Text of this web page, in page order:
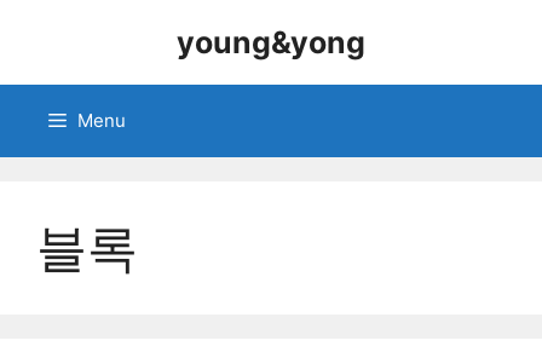
young&yong
Menu
블록